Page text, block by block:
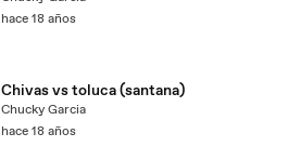
hace 18 años
Chivas vs toluca (santana)
Chucky Garcia
hace 18 años